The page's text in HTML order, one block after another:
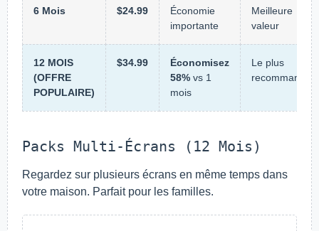
6 Mois $24.99
Économie
importante
Meilleure
valeur
12 MOIS
(OFFRE
POPULAIRE)
$34.99
Économisez
58% vs 1
mois
Le plus
recommandé
Packs Multi-Écrans (12 Mois)
Regardez sur plusieurs écrans en même temps dans
votre maison. Parfait pour les familles.